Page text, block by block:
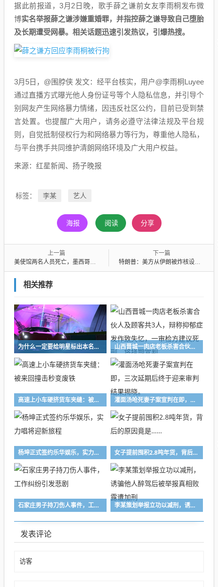
据此前报道，3月2日晚，歌手薛之谦前女友李雨桐发布微
博实名举报薛之谦涉嫌重婚罪，并指控薛之谦导致自己堕胎
及长期遭受网暴。相关话题迅速引发热议，引爆热搜。
3月5日，@围脖侠 发文：经平台核实，用户@李雨桐Luyee
通过直播方式曝光他人身份证号等个人隐私信息，并引导个
别网友产生网络暴力情绪，因违反社区公约，目前已受到禁
言处置。也提醒广大用户，请务必遵守法律法规及平台规
则，自觉抵制侵权行为和网络暴力等行为，尊重他人隐私，
与平台携手共同维护清朗网络环境及广大用户权益。
来源：红星新闻、扬子晚报
标签： 李某 艺人
海报 阅读 分享
上一篇
美使馆两名人员死亡，墨西哥发声
下一篇
特朗普：美方从伊朗被炸核设施挖取浓缩铀“漫长且艰难”；去年6月，美军打击了伊朗福尔道、纳坦兹和伊斯法罕3处核设施
相关推荐
为什么一定要给明星标出本名？业内人士发声：太省事了 山西晋城一肉店老板杀害合伙人及顾客共3人，辩称抑郁症发作致失忆，一审检方建议死刑，将择期宣判
高速上小车硬挤货车夹缝：被来回撞击秒变废铁 灌面汤呛死妻子案宣判在即，三次延期后终于迎来审判结果揭晓。
杨坤正式签约乐华娱乐，实力唱将迎新旅程 女子提前囤积2.8吨年货，背后的原因竟是……
石家庄男子持刀伤人事件，工作纠纷引发悲剧 李某策划举报立功以减刑，诱骗他人醉驾后被举报真相败露遭加刑
发表评论